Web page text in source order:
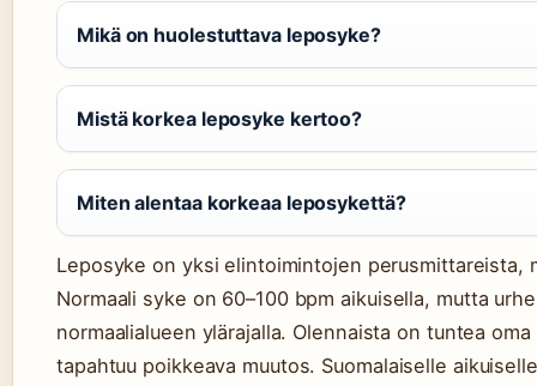
Mikä on huolestuttava leposyke?
Mistä korkea leposyke kertoo?
Miten alentaa korkeaa leposykettä?
Leposyke on yksi elintoimintojen perusmittareista,
Normaali syke on 60–100 bpm aikuisella, mutta
normaalialueen ylärajalla. Olennaista on tuntea
tapahtuu poikkeava muutos. Suomalaiselle